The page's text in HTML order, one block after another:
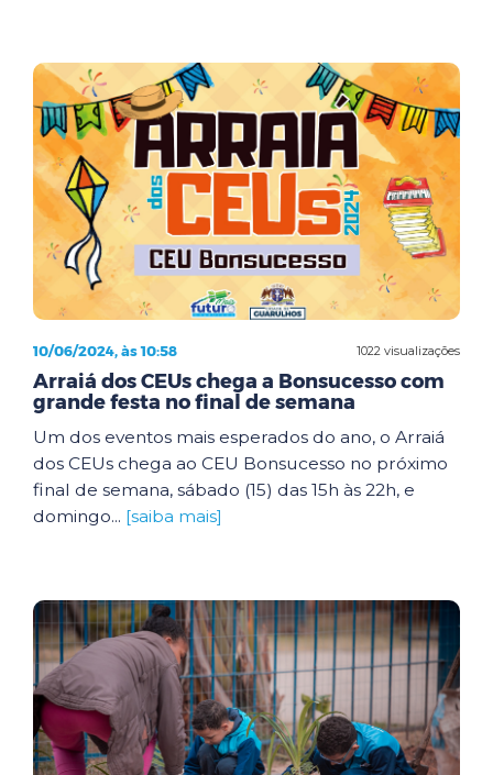
1022 visualizações
10/06/2024, às 10:58
Arraiá dos CEUs chega a Bonsucesso com
grande festa no final de semana
Um dos eventos mais esperados do ano, o Arraiá
dos CEUs chega ao CEU Bonsucesso no próximo
final de semana, sábado (15) das 15h às 22h, e
domingo... [saiba mais]